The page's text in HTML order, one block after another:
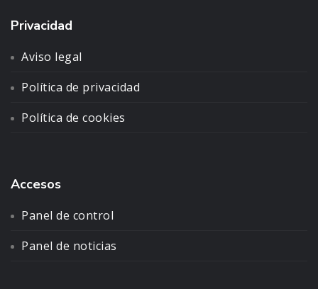
Privacidad
Aviso legal
Política de privacidad
Política de cookies
Accesos
Panel de control
Panel de noticias